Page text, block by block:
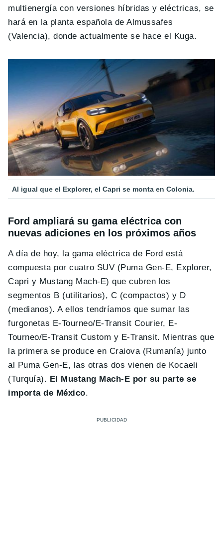
multienergía con versiones híbridas y eléctricas, se
hará en la planta española de Almussafes
(Valencia), donde actualmente se hace el Kuga.
Al igual que el Explorer, el Capri se monta en Colonia.
Ford ampliará su gama eléctrica con
nuevas adiciones en los próximos años
A día de hoy, la gama eléctrica de Ford está
compuesta por cuatro SUV (Puma Gen-E, Explorer,
Capri y Mustang Mach-E) que cubren los
segmentos B (utilitarios), C (compactos) y D
(medianos). A ellos tendríamos que sumar las
furgonetas E-Tourneo/E-Transit Courier, E-
Tourneo/E-Transit Custom y E-Transit. Mientras que
la primera se produce en Craiova (Rumanía) junto
al Puma Gen-E, las otras dos vienen de Kocaeli
(Turquía). El Mustang Mach-E por su parte se
importa de México.